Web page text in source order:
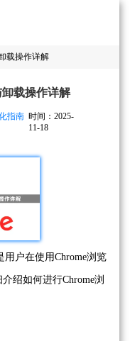
载操作详解
载操作详解
指南 时间：2025-
11-18
用户在使用Chrome浏览
绍如何进行Chrome浏